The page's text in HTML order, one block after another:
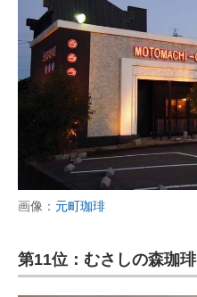
画像： 元町珈琲
第11位：むさしの森珈琲